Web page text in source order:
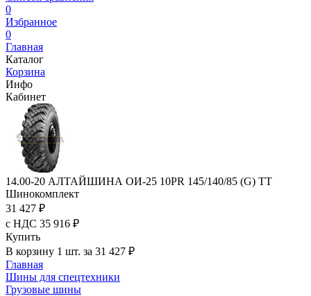
0
Избранное
0
Главная
Каталог
Корзина
Инфо
Кабинет
14.00-20 АЛТАЙШИНА ОИ-25 10PR 145/140/85 (G) TT
Шинокомплект
31 427 ₽
с НДС 35 916 ₽
Купить
В корзину 1 шт. за 31 427 ₽
Главная
Шины для спецтехники
Грузовые шины